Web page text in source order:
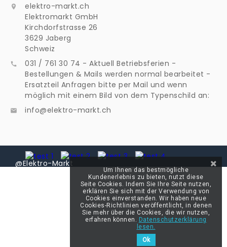

elektro-markt.ch
Elektromarkt GmbH
Kirchdorfstrasse 26
3629 Jaberg
Schweiz

031 / 761 30 74 - Aktuell Betriebsferien -
Bestellungen & Mails werden normal bearbeitet -
Ersatzteil Anfragen bitte per Mail und wenn
möglich mit einem Bild von dem Typenschild an:
 info@elektro-markt.ch
@Elektro-Markt
Um Ihnen das bestmögliche
Kundenerlebnis zu bieten, nutzt diese
Seite Cookies. Indem Sie Ihre Seite nutzen,
erklären Sie sich mit der Verwendung von
Cookies einverstanden. Wir haben neue
Cookies-Richtlinien veröffentlicht, in denen
Sie mehr über die Cookies, die wir nutzen,
erfahren können. Datenschutzerklärung
lesen.
Ok